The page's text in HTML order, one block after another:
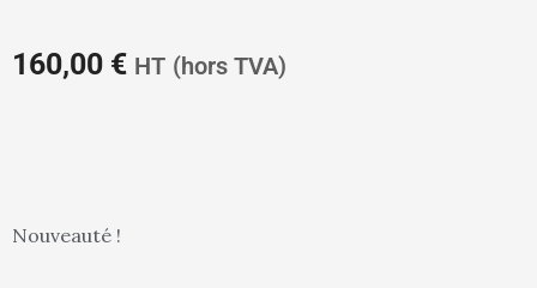
160,00 €prix
HT (hors TVA)
Nouveauté !